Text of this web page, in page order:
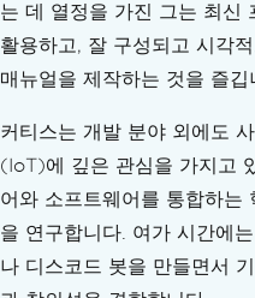
는 데 열정을 가진 그는 최신
활용하고, 잘 구성되고 시각
매뉴얼을 제작하는 것을 즐깁
커티스는 개발 분야 외에도
(IoT)에 깊은 관심을 가지고
어와 소프트웨어를 통합하는
을 연구합니다. 여가 시간에
나 디스코드 봇을 만들면서